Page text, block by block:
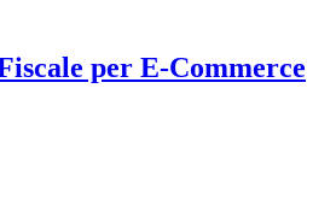
per E-Commerce